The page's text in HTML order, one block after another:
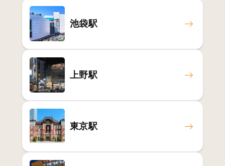
池袋駅
上野駅
東京駅